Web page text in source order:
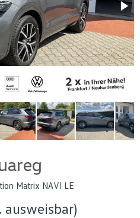
Matrix NAVI LE
ausweisbar)